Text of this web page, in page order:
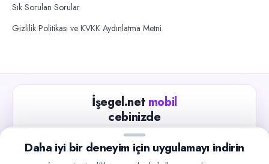
Sık Sorulan Sorular
Gizlilik Politikası ve KVKK Aydınlatma Metni
İşegel.net mobil
cebinizde
Güncel iş ilanlarını takip edin, işverenlerle hızlıca
iletişime geçin.
Daha iyi bir deneyim için uygulamayı indirin